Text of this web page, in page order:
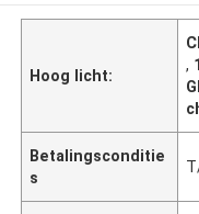
Hoog licht:
,
Betalingsconditie
s